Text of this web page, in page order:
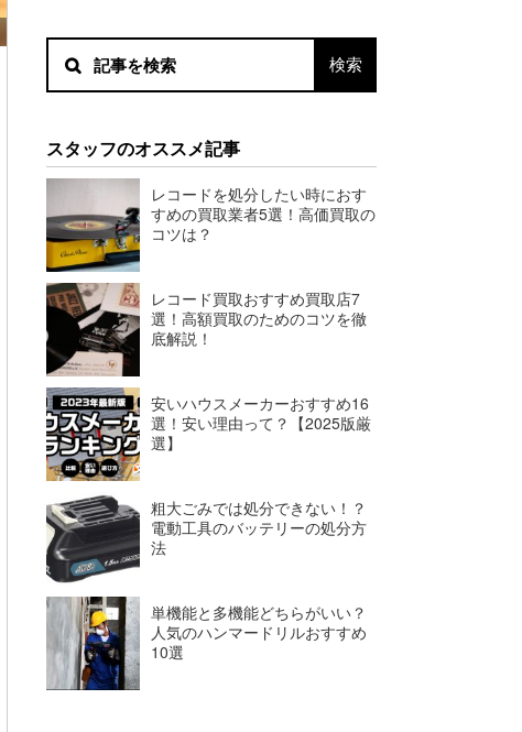
スタッフのオススメ記事
レコードを処分したい時におす
すめの買取業者5選！高価買取の
コツは？
レコード買取おすすめ買取店7
選！高額買取のためのコツを徹
底解説！
安いハウスメーカーおすすめ16
選！安い理由って？【2025版厳
選】
粗大ごみでは処分できない！？
電動工具のバッテリーの処分方
法
単機能と多機能どちらがいい？
人気のハンマードリルおすすめ
10選